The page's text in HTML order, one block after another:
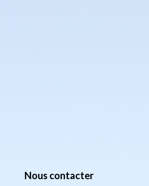
Nous contacter